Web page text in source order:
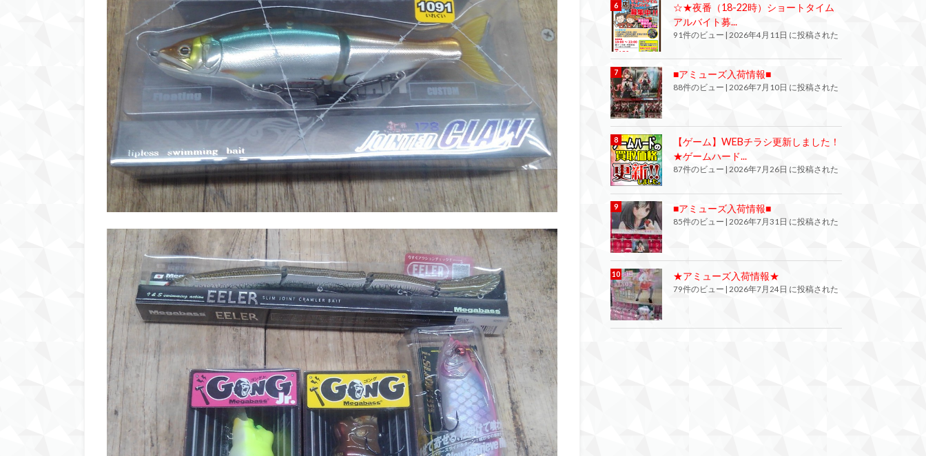
☆★夜番（18-22時）ショートタイム
アルバイト募...
91件のビュー | 2026年4月11日 に投稿された
■アミューズ入荷情報■
88件のビュー 2026年7月10日 に投稿された
【ゲーム】WEBチラシ更新しました！
★ゲームハード...
87件のビュー | 2026年7月26日 に投稿された
■アミューズ入荷情報■
85件のビュー 2026年7月31日 に投稿された
★アミューズ入荷情報★
79件のビュー | 2026年7月24日 に投稿された